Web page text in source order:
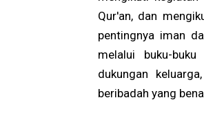
Qur'an, dan
pentingnya iman
melalui buku-
dukungan
beribadah yang